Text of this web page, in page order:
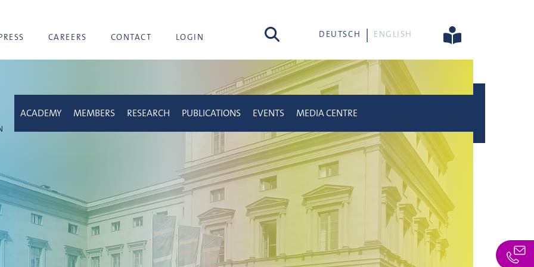
CAREERS CONTACT LOGIN search DEUTSCH ENGLISH
ACADEMY MEMBERS RESEARCH PUBLICATIONS EVENTS MEDIA CENTRE